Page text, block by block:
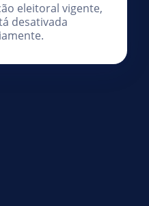
eleitoral vigente,
desativada